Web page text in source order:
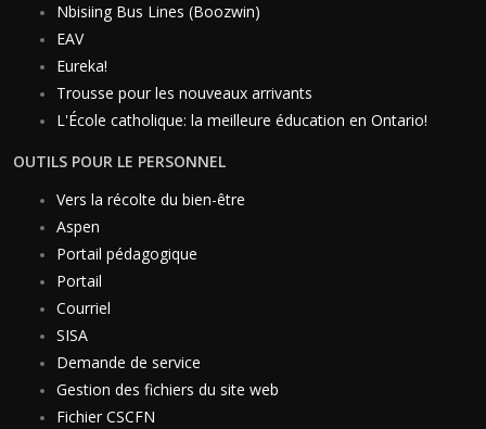
Nbisiing Bus Lines (Boozwin)
EAV
Eureka!
Trousse pour les nouveaux arrivants
L'École catholique: la meilleure éducation en Ontario!
OUTILS POUR LE PERSONNEL
Vers la récolte du bien-être
Aspen
Portail pédagogique
Portail
Courriel
SISA
Demande de service
Gestion des fichiers du site web
Fichier CSCFN